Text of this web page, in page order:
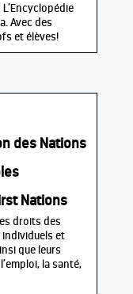
Avec des
et élèves!
des Nations
Nations
droits des
et
que leurs
la santé,